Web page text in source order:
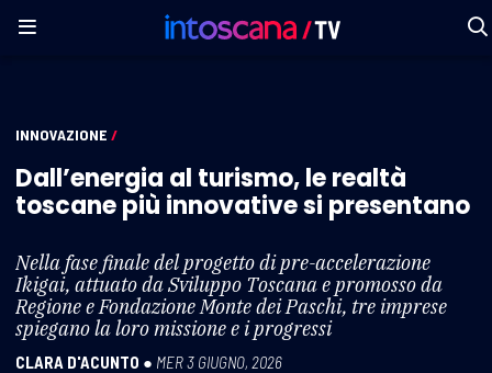
INNOVAZIONE /
Dall’energia al turismo, le realtà
toscane più innovative si presentano
Nella fase finale del progetto di pre-accelerazione
Ikigai, attuato da Sviluppo Toscana e promosso da
Regione e Fondazione Monte dei Paschi, tre imprese
spiegano la loro missione e i progressi
CLARA D'ACUNTO ● MER 3 GIUGNO, 2026